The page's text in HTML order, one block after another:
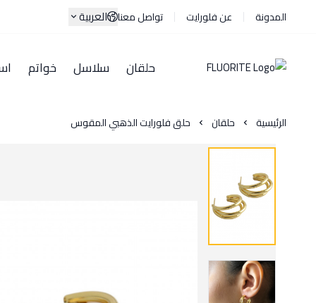
المدونة عن فلورايت تواصل معنا العربية
حلقان سلاسل خواتم
الرئيسية حلقان حلق فلورايت الذهبي المقوس